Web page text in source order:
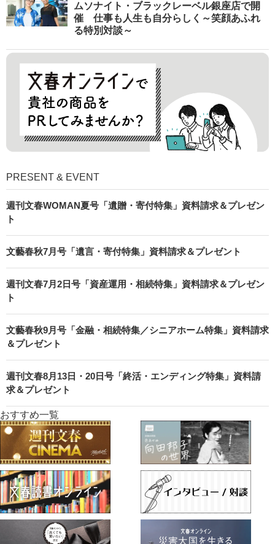
ムソナイト・ブラックレーベル銀座店で開
催 仕事も人生も自分らしく～笑顔あふれ
る特別対談～
PRESENT & EVENT
週刊文春WOMAN夏号「遺贈・寄付特集」資料請求＆プレゼン
ト
文藝春秋7月号「遺言・寄付特集」資料請求＆プレゼント
週刊文春7月2日号「資産運用・相続特集」資料請求＆プレゼン
ト
文藝春秋9月号「金融・相続特集／シニアホーム特集」資料請求
＆プレゼント
週刊文春8月13日・20日号「終活・エンディング特集」資料請
求＆プレゼント
おすすめ一覧